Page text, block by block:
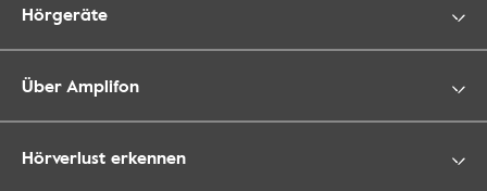
Hörgeräte
Über Amplifon
Hörverlust erkennen